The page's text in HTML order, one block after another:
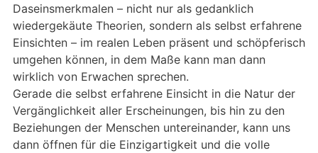
Daseinsmerkmalen – nicht nur als gedanklich
wiedergekäute Theorien, sondern als selbst erfahrene
Einsichten – im realen Leben präsent und schöpferisch
umgehen können, in dem Maße kann man dann
wirklich von Erwachen sprechen.
Gerade die selbst erfahrene Einsicht in die Natur der
Vergänglichkeit aller Erscheinungen, bis hin zu den
Beziehungen der Menschen untereinander, kann uns
dann öffnen für die Einzigartigkeit und die volle